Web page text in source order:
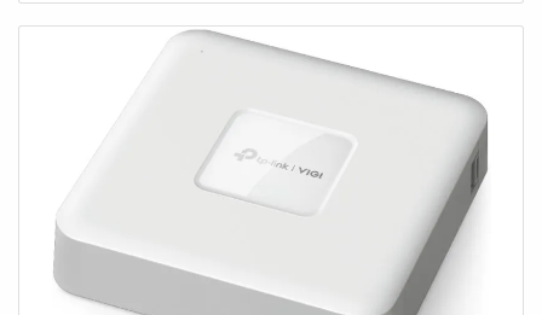
notifications push.Facile à installer et simple à configurer,
le kit 1098/820 est la solution idéale pour le résidentiel et
les petites entreprises. Pour étendre le kit, ajoutez des
caméras 1099/218.